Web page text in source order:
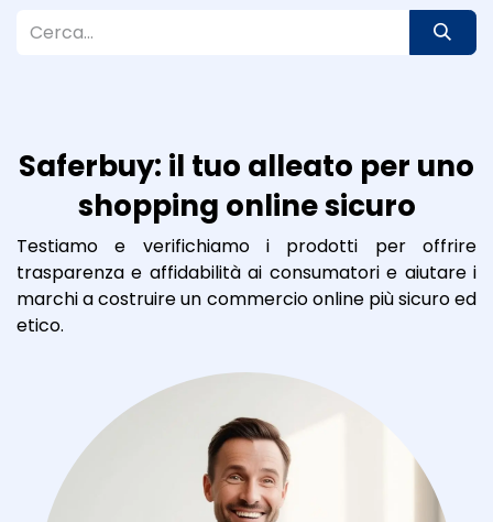
Saferbuy: il tuo alleato per uno
shopping online sicuro
Testiamo e verifichiamo i prodotti per offrire
trasparenza e affidabilità ai consumatori e aiutare i
marchi a costruire un commercio online più sicuro ed
etico.